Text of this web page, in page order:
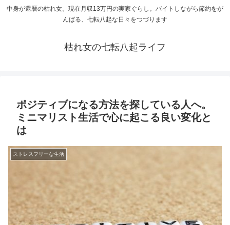
中身が還暦の枯れ女。現在月収13万円の実家ぐらし。バイトしながら節約をが
んばる、七転八起な日々をつづります
枯れ女の七転八起ライフ
ポジティブになる方法を探している人へ。
ミニマリスト生活で心に起こる良い変化と
は
ストレスフリーな生活